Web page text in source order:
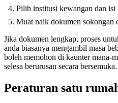
Pilih institusi kewangan dan isi
Muat naik dokumen sokongan
Jika dokumen lengkap, proses
anda biasanya mengambil masa
boleh memohon di kaunter mana-
selesa berurusan secara bersemuka.
Peraturan satu